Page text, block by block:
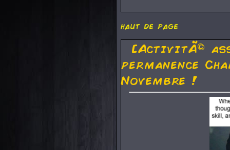
haut de page
[ActivitÃ©
permanence
Novembre !